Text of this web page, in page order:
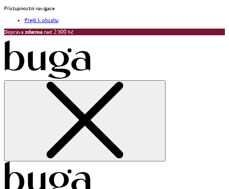
Přístupnostní navigace
Přejít k obsahu
Doprava zdarma nad 2 500 Kč